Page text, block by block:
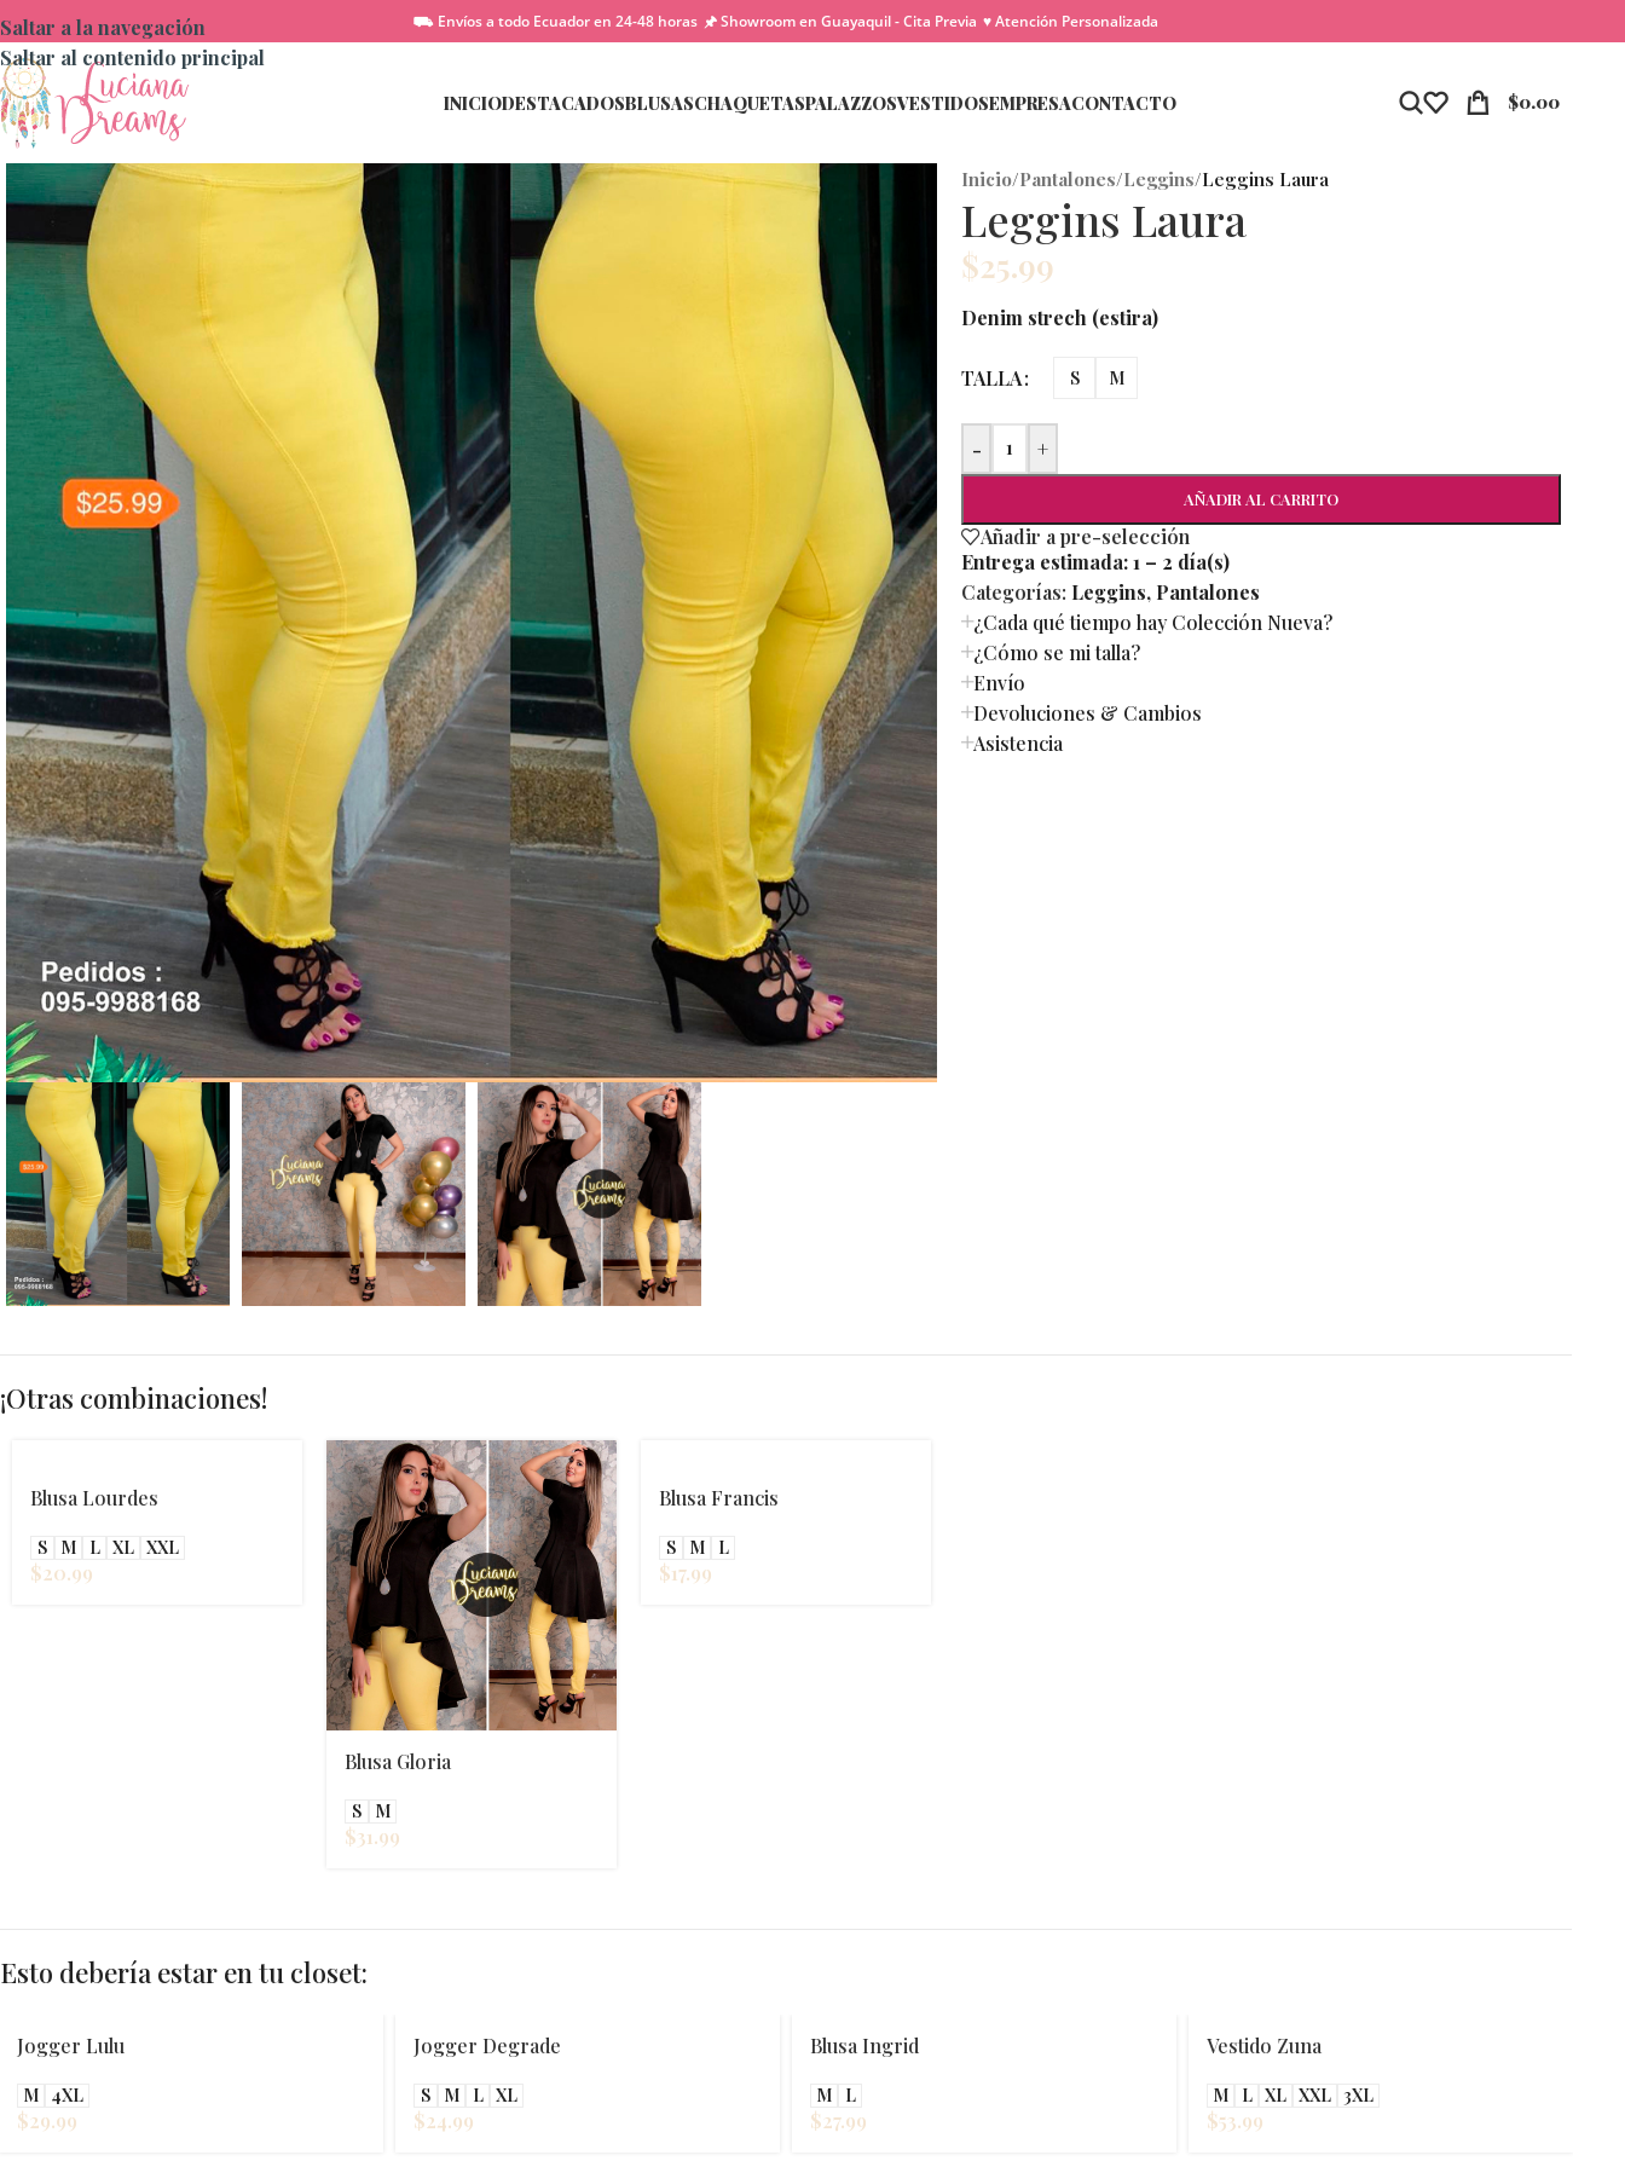
Saltar a la navegación
Saltar al contenido principal
⛟ Envíos a todo Ecuador en 24-48 horas 🖈 Showroom en Guayaquil - Cita Previa ♥ Atención Personalizada
INICIODESTACADOSBLUSASCHAQUETASPALAZZOSVESTIDOSEMPRESACONTACTO $0.00
Inicio/Pantalones/Leggins/Leggins Laura
Leggins Laura
$25.99
Denim strech (estira)
TALLA S M
- +
AÑADIR AL CARRITO
Añadir a pre-selección
Entrega estimada:1 – 2 día(s)
Categorías: Leggins, Pantalones
¿Cada qué tiempo hay Colección Nueva?
¿Cómo se mi talla?
Envío
Devoluciones & Cambios
Asistencia
¡Otras combinaciones!
Blusa Lourdes
S M L XL XXL
$20.99
Blusa Gloria
S M
$31.99
Blusa Francis
S M L
$17.99
Esto debería estar en tu closet:
Jogger Degrade
S M L
$24.99
Blusa Ingrid
M L
$27.99
Vestido Zuna
M L
$53.99